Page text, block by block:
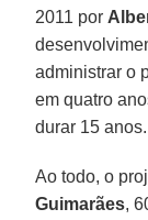
2011 por
administrar o
em quatro
durar 15 anos.
Ao todo, o
Guimarães,